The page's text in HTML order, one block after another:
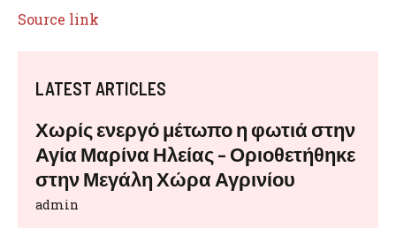
Source link
LATEST ARTICLES
Χωρίς ενεργό μέτωπο η φωτιά στην
Αγία Μαρίνα Ηλείας – Οριοθετήθηκε
στην Μεγάλη Χώρα Αγρινίου
admin